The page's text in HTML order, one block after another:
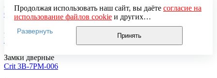
Замки дверные
CISA малый верхний под личину лапатка 56013
Замки дверные
Mottura 54.787
Замки дверные
Crit 3В-7РМ-006
Продолжая использовать наш сайт, вы даёте согласие на
использование файлов cookieи других
пользовательских данных (включая IP-адрес, сведения о
местоположении, устройстве, действиях на сайте и т. п.)
для функционирования сайта, проведения
использования систем аналитики (например,
Яндекс.Метрика), в соответствии с нашей
Развернуть
Принять